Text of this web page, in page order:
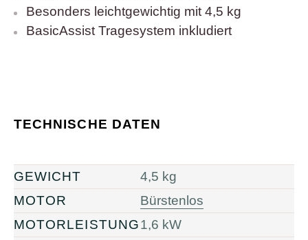
Besonders leichtgewichtig mit 4,5 kg
BasicAssist Tragesystem inkludiert
TECHNISCHE DATEN
GEWICHT
4,5 kg
MOTOR
Bürstenlos
MOTORLEISTUNG1,6 kW